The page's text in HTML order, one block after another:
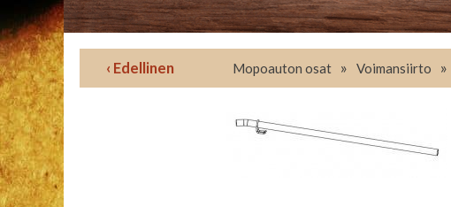
‹ Edellinen Mopoauton osat » Voimansiirto »